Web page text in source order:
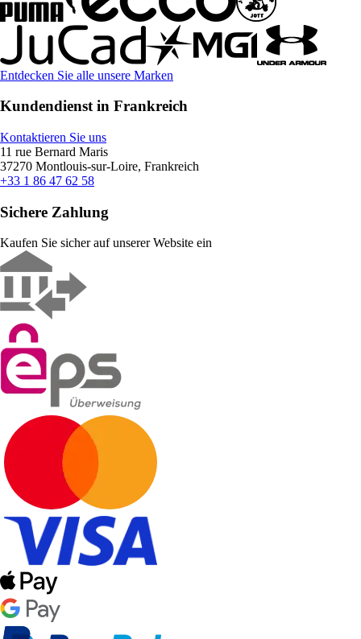
Entdecken Sie alle unsere Marken
Kundendienst in Frankreich
Kontaktieren Sie uns
11 rue Bernard Maris
37270 Montlouis-sur-Loire, Frankreich
+33 1 86 47 62 58
Sichere Zahlung
Kaufen Sie sicher auf unserer Website ein